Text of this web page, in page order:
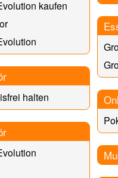
kaufen
halten